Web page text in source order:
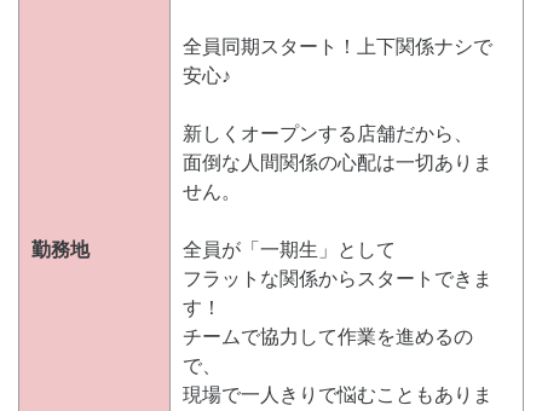
勤務地
全員同期スタート！上下関係ナシで
安心♪
新しくオープンする店舗だから、
面倒な人間関係の心配は一切ありま
せん。
全員が「一期生」として
フラットな関係からスタートできま
す！
チームで協力して作業を進めるの
で、
現場で一人きりで悩むこともありま